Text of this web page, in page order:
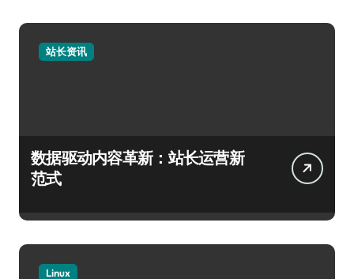
站长资讯
数据驱动内容革新：站长运营新
范式
Linux